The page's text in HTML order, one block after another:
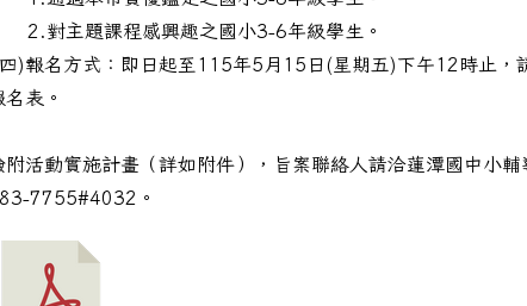
轉知臺南市南區、安平區分區特教中心(永華國小)辦理臺南
題課程感興趣之國小3-6年級學生。
名方式：即日起至115年5月15日(星期五)下午12時止，
表。
附活動實施計畫（詳如附件），旨案聯絡人請洽蓮潭國中小輔
7755#4032。